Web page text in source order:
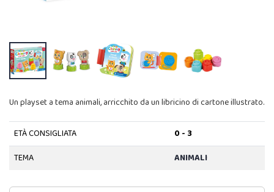
Un playset a tema animali, arricchito da un libricino di cartone illustrato.
ETÀ CONSIGLIATA
0 - 3
TEMA
ANIMALI